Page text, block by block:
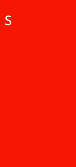
S